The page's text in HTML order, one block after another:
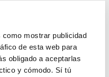
mostrar publicidad
de esta web para
obligado a aceptarlas
y cómodo. Sí tú
de cajas de ahorro y